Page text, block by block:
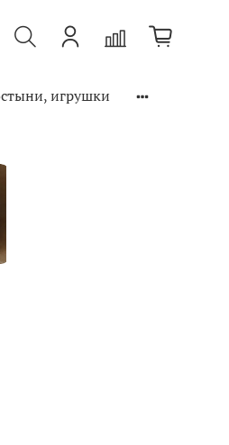
игрушки